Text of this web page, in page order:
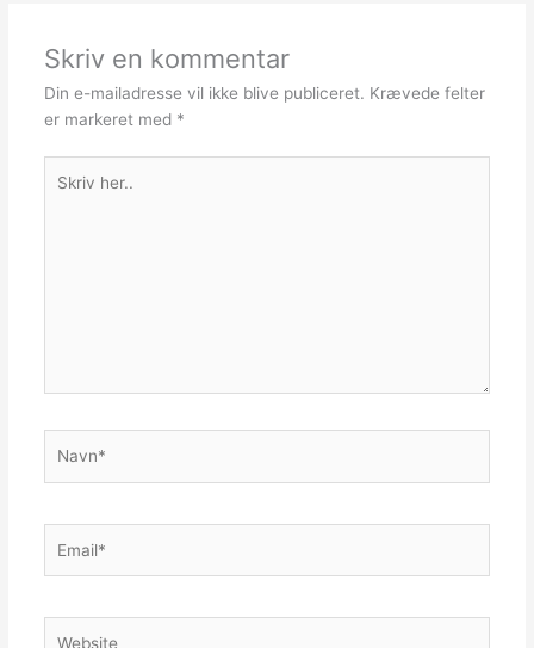
Skriv en kommentar
Din e-mailadresse vil ikke blive publiceret. Krævede felter
er markeret med *
her..